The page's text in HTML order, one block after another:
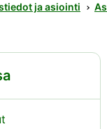
ja asiointi